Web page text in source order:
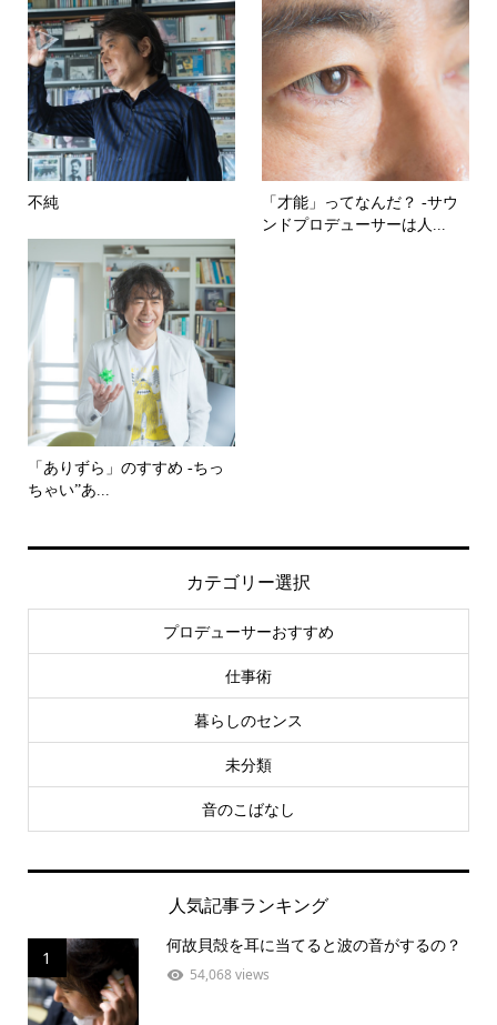
不純
「才能」ってなんだ？ -サウ
ンドプロデューサーは人...
「ありずら」のすすめ -ちっ
ちゃい”あ...
カテゴリー選択
プロデューサーおすすめ
仕事術
暮らしのセンス
未分類
音のこばなし
人気記事ランキング
1
何故貝殻を耳に当てると波の音がするの？
54,068 views